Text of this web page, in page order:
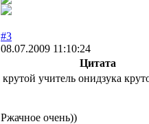
#3
08.07.2009 11:10:24
Цитата
крутой учитель онидзука
Ржачное очень))